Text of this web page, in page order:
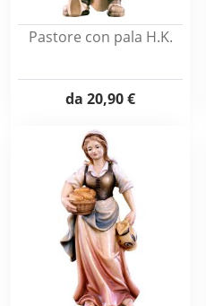
Pastore con pala H.K.
da 20,90 €